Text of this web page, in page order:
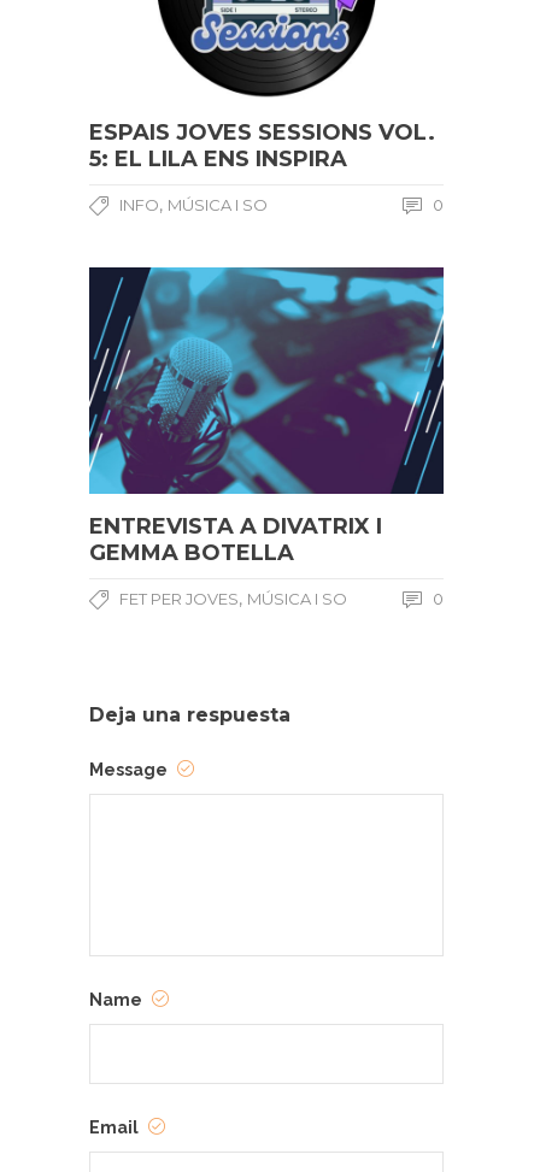
ESPAIS JOVES SESSIONS VOL.
5: EL LILA ENS INSPIRA
INFO, MÚSICA I SO 0
ENTREVISTA A DIVATRIX I
GEMMA BOTELLA
FET PER JOVES, MÚSICA I SO 0
Deja una respuesta
Message
Name
Email